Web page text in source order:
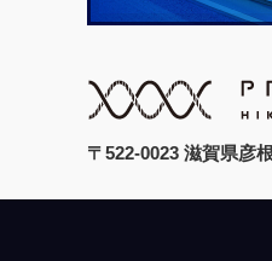
〒522-0023 滋賀県彦